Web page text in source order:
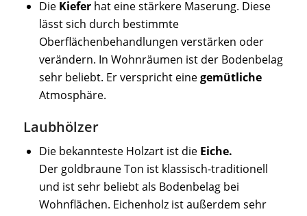
Die Kieferhat eine stärkere Maserung. Diese
lässt sich durch bestimmte
Oberflächenbehandlungen verstärken oder
verändern. In Wohnräumen ist der Bodenbelag
sehr beliebt. Er verspricht einegemütliche
Atmosphäre.
Laubhölzer
Die bekannteste Holzart ist die Eiche.
Der goldbraune Ton ist klassisch-traditionell
und ist sehr beliebt als Bodenbelag bei
Wohnflächen. Eichenholz ist außerdem sehr